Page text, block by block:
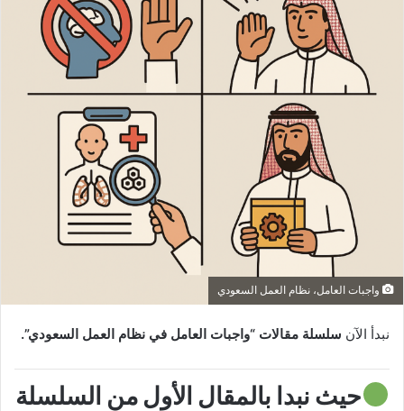
ي
ا
واجبات العامل، نظام العمل السعودي
نبدأ الآن سلسلة مقالات “واجبات العامل في نظام العمل السعودي”.
حيث نبدا بالمقال الأول من السلسلة